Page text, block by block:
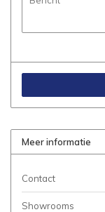
Meer informatie
Contact
Showrooms